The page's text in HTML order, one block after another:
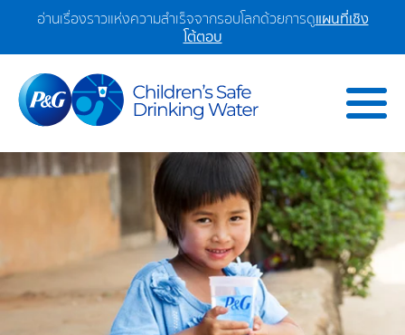
อ่านเรื่องราวแห่งความสำเร็จจากรอบโลกด้วยการดูแผนที่เชิง
โต้ตอบ